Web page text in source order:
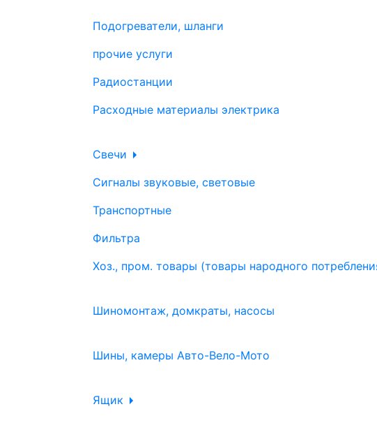
Подогреватели, шланги
прочие услуги
Радиостанции
Расходные материалы электрика
Свечи
Сигналы звуковые, световые
Транспортные
Фильтра
Хоз., пром. товары (товары народного
Шиномонтаж, домкраты, насосы
Шины, камеры Авто-Вело-Мото
Ящик